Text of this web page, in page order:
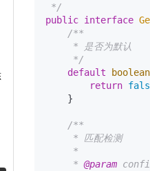
*/
public interface
/**
     * 是否为默认
     */
default
boolean
return
    }
/**
     * 匹配检测
     *
     *
@param